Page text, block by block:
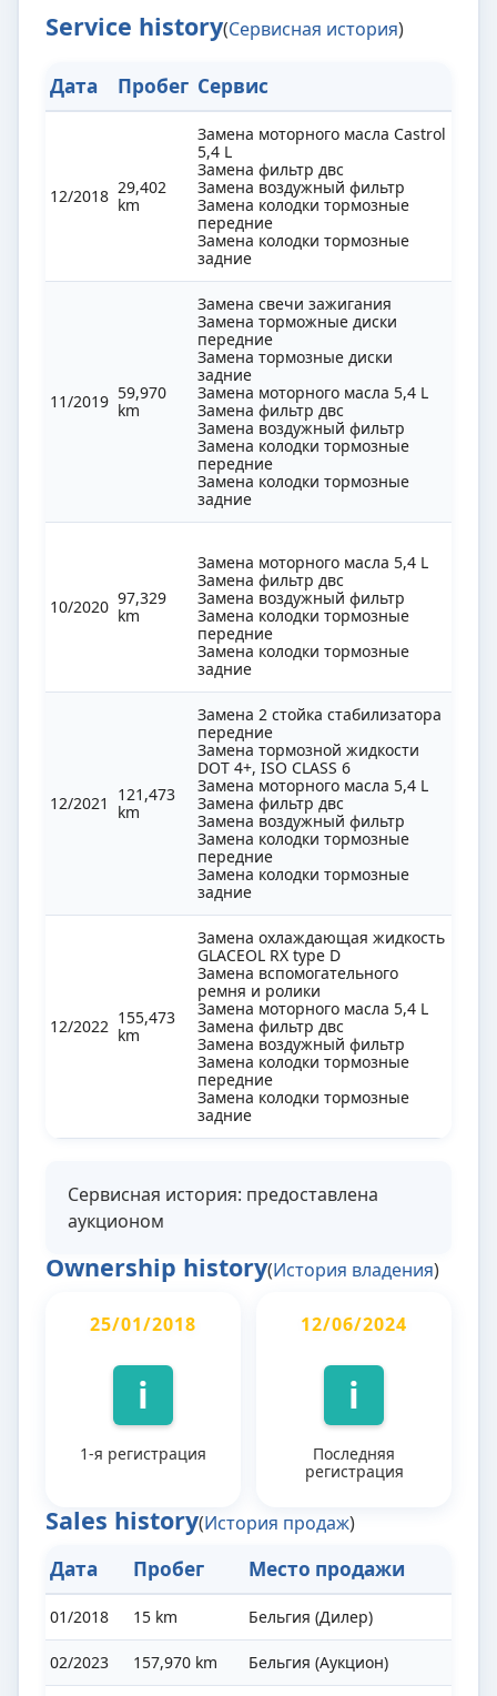
Service history(Сервисная история)
Дата Пробег Сервис
12/2018 29,402
km
Замена моторного масла Castrol
5,4 L
Замена фильтр двс
Замена воздужный фильтр
Замена колодки тормозные
передние
Замена колодки тормозные
задние
11/2019 59,970
km
Замена свечи зажигания
Замена торможные диски
передние
Замена тормозные диски
задние
Замена моторного масла 5,4 L
Замена фильтр двс
Замена воздужный фильтр
Замена колодки тормозные
передние
Замена колодки тормозные
задние
10/2020 97,329
km
Замена моторного масла 5,4 L
Замена фильтр двс
Замена воздужный фильтр
Замена колодки тормозные
передние
Замена колодки тормозные
задние
12/2021
121,473
km
Замена 2 стойка стабилизатора
передние
Замена тормозной жидкости
DOT 4+, ISO CLASS 6
Замена моторного масла 5,4 L
Замена фильтр двс
Замена воздужный фильтр
Замена колодки тормозные
передние
Замена колодки тормозные
задние
12/2022 155,473
km
Замена охлаждающая жидкость
GLACEOL RX type D
Замена вспомогательного
ремня и ролики
Замена моторного масла 5,4 L
Замена фильтр двс
Замена воздужный фильтр
Замена колодки тормозные
передние
Замена колодки тормозные
задние
Сервисная история: предоставлена
аукционом
Ownership history(История владения)
25/01/2018
i
1-я регистрация
12/06/2024
i
Последняя
регистрация
Sales history(История продаж)
Дата Пробег Место продажи
01/2018 15 km Бельгия (Дилер)
02/2023 157,970 km Бельгия (Аукцион)